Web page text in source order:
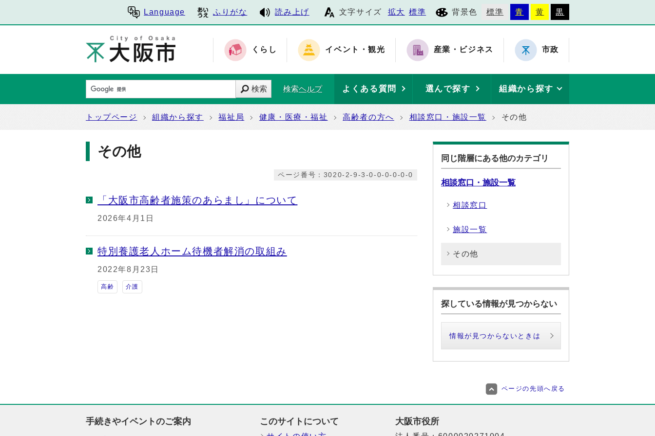
Language ふりがな 読み上げ 文字サイズ 拡大 標準 背景色 標準 青 黄 黒
くらし イベント・観光 産業・ビジネス 市政
検索 検索ヘルプ よくある質問 選んで探す 組織から探す
トップページ 組織から探す 福祉局 健康・医療・福祉 高齢者の方へ 相談窓口・施設一覧 その他
その他
ページ番号：3020-2-9-3-0-0-0-0-0-0
「大阪市高齢者施策のあらまし」について
2026年4月1日
特別養護老人ホーム待機者解消の取組み
2022年8月23日
高齢 介護
同じ階層にある他のカテゴリ
相談窓口・施設一覧
相談窓口
施設一覧
その他
探している情報が見つからない
情報が見つからないときは
ページの先頭へ戻る
手続きやイベントのご案内 このサイトについて 大阪市役所